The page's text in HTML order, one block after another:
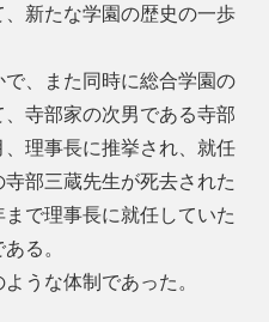
新たな学園の歴史の一歩
、また同時に総合学園の
寺部家の次男である寺部
理事長に推挙され、就任
部三蔵先生が死去された
で理事長に就任していた
る。
うな体制であった。